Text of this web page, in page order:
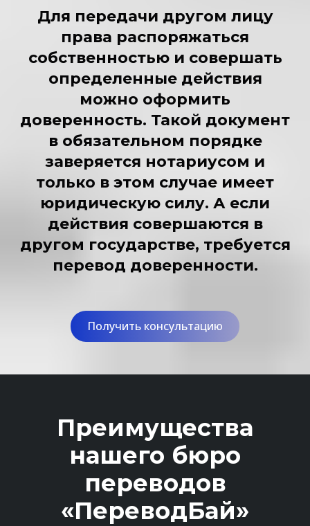
Для передачи другом лицу
права распоряжаться
собственностью и совершать
определенные действия
можно оформить
доверенность. Такой документ
в обязательном порядке
заверяется нотариусом и
только в этом случае имеет
юридическую силу. А если
действия совершаются в
другом государстве, требуется
перевод доверенности.
Получить консультацию
Преимущества
нашего бюро
переводов
«ПереводБай»